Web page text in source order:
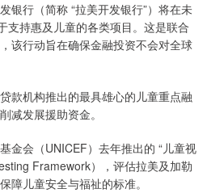
行（简称 “拉美开发银行”）将在未
支持惠及儿童的各类项目。这是联合
该行动旨在确保金融投资不会对全球
机构推出的最具雄心的儿童重点融
减发展援助资金。
会（UNICEF）去年推出的 “儿童视
Framework），评估拉美及加勒
障儿童安全与福祉的标准。